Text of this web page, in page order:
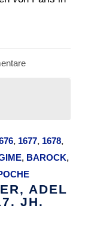
, 1677, 1678,
, BAROCK,
ADEL
JH.